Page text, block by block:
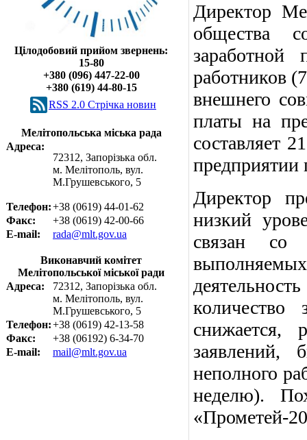
Цілодобовий прийом звернень:
15-80
+380 (096) 447-22-00
+380 (619) 44-80-15
RSS 2.0 Cтрічка новин
Мелітопольська міська рада
Адреса:
72312, Запорізька обл.
м. Мелітополь, вул.
М.Грушевського, 5
Телефон:+38 (0619) 44-01-62
Факс:
+38 (0619) 42-00-66
E-mail:
rada@mlt.gov.ua
Виконавчий комітет
Мелітопольської міської ради
Адреса:
72312, Запорізька обл.
м. Мелітополь, вул.
М.Грушевського, 5
Телефон:+38 (0619) 42-13-58
Факс:
+38 (06192) 6-34-70
E-mail:
mail@mlt.gov.ua
Директор
общества
работников
внешнего
платы на
составляет
предприятии
Директор
низкий
связан со
количество
снижается,
заявлений,
неполного
неделю).
«Прометей-